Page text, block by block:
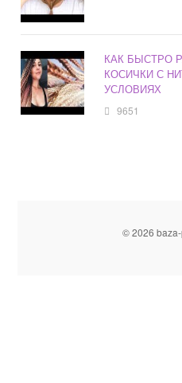
КАК БЫСТРО
КОСИЧКИ С
УСЛОВИЯХ
9651
© 2026